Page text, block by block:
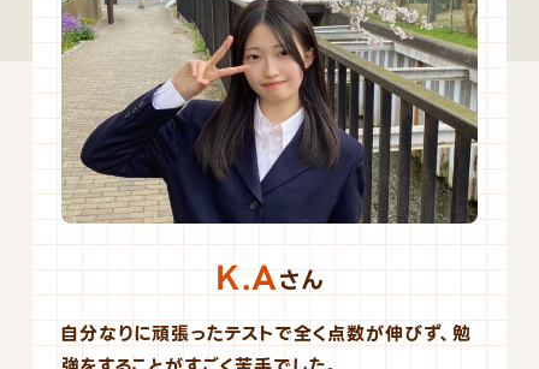
K.Aさん
自分なりに頑張ったテストで全く点数が伸びず、勉